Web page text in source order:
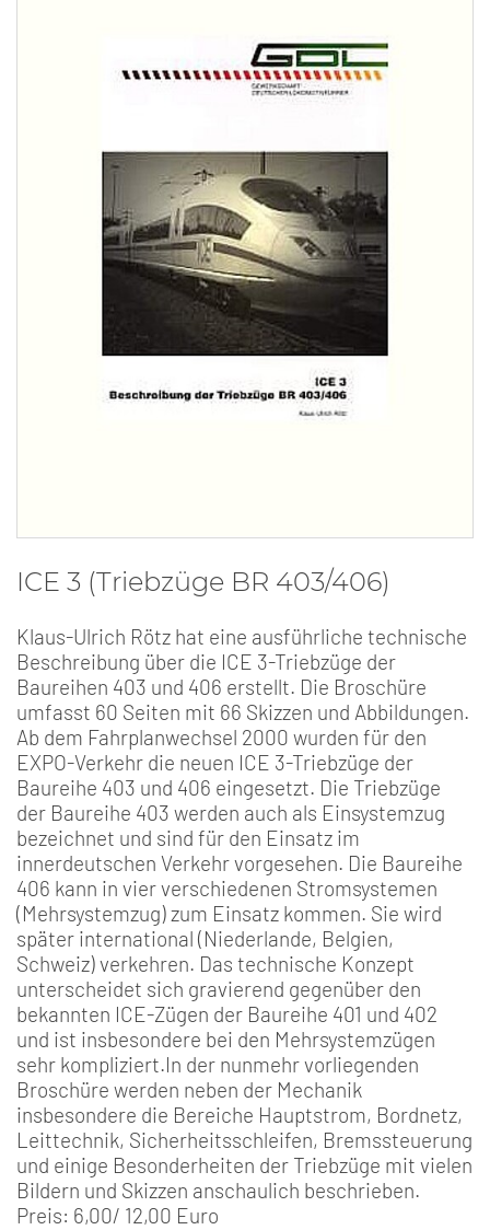
ICE 3 (Triebzüge BR 403/406)
Klaus-Ulrich Rötz hat eine ausführliche technische
Beschreibung über die ICE 3-Triebzüge der
Baureihen 403 und 406 erstellt. Die Broschüre
umfasst 60 Seiten mit 66 Skizzen und Abbildungen.
Ab dem Fahrplanwechsel 2000 wurden für den
EXPO-Verkehr die neuen ICE 3-Triebzüge der
Baureihe 403 und 406 eingesetzt. Die Triebzüge
der Baureihe 403 werden auch als Einsystemzug
bezeichnet und sind für den Einsatz im
innerdeutschen Verkehr vorgesehen. Die Baureihe
406 kann in vier verschiedenen Stromsystemen
(Mehrsystemzug) zum Einsatz kommen. Sie wird
später international (Niederlande, Belgien,
Schweiz) verkehren. Das technische Konzept
unterscheidet sich gravierend gegenüber den
bekannten ICE-Zügen der Baureihe 401 und 402
und ist insbesondere bei den Mehrsystemzügen
sehr kompliziert.In der nunmehr vorliegenden
Broschüre werden neben der Mechanik
insbesondere die Bereiche Hauptstrom, Bordnetz,
Leittechnik, Sicherheitsschleifen, Bremssteuerung
und einige Besonderheiten der Triebzüge mit vielen
Bildern und Skizzen anschaulich beschrieben.
Preis: 6,00/ 12,00 Euro